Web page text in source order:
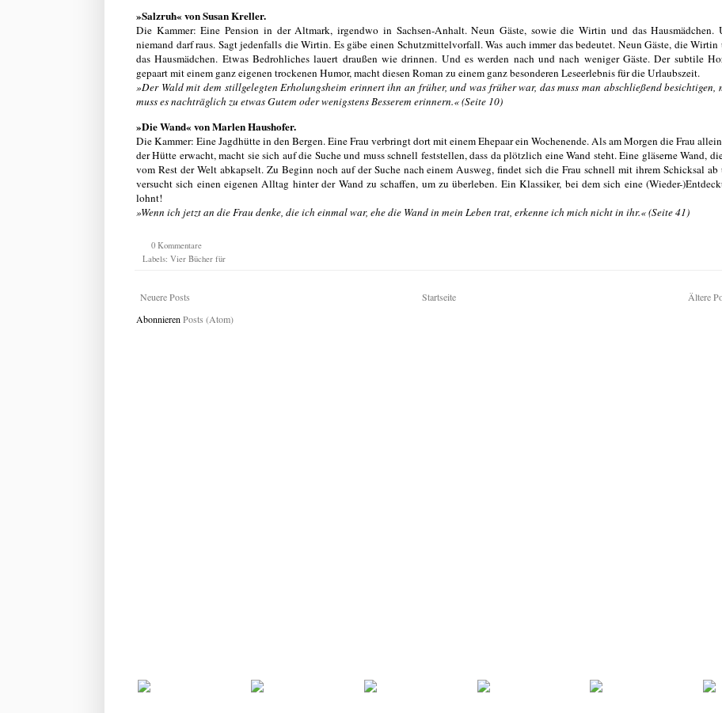
»Salzruh« von Susan Kreller.
Die Kammer: Eine Pension in der Altmark, irgendwo in Sachsen-Anhalt. Neun Gäste, sowie die Wirtin und das Hausmädchen.
niemand darf raus. Sagt jedenfalls die Wirtin. Es gäbe einen Schutzmittelvorfall. Was auch immer das bedeutet. Neun Gäste, die Wirtin
das Hausmädchen. Etwas Bedrohliches lauert draußen wie drinnen. Und es werden nach und nach weniger Gäste. Der subtile
gepaart mit einem ganz eigenen trockenen Humor, macht diesen Roman zu einem ganz besonderen Leseerlebnis für die Urlaubszeit.
»Der Wald mit dem stillgelegten Erholungsheim erinnert ihn an früher, und was früher war, das muss man abschließend besichtigen,
muss es nachträglich zu etwas Gutem oder wenigstens Besserem erinnern.« (Seite 10)
»Die Wand« von Marlen Haushofer.
Die Kammer: Eine Jagdhütte in den Bergen. Eine Frau verbringt dort mit einem Ehepaar ein Wochenende. Als am Morgen die Frau
der Hütte erwacht, macht sie sich auf die Suche und muss schnell feststellen, dass da plötzlich eine Wand steht. Eine gläserne Wand,
vom Rest der Welt abkapselt. Zu Beginn noch auf der Suche nach einem Ausweg, findet sich die Frau schnell mit ihrem Schicksal ab
versucht sich einen eigenen Alltag hinter der Wand zu schaffen, um zu überleben. Ein Klassiker, bei dem sich eine (Wieder-
lohnt!
»Wenn ich jetzt an die Frau denke, die ich einmal war, ehe die Wand in mein Leben trat, erkenne ich mich nicht in ihr.« (Seite 41)
0 Kommentare
Labels: Vier Bücher für
Neuere Posts Ältere
Startseite
Abonnieren Posts (Atom)